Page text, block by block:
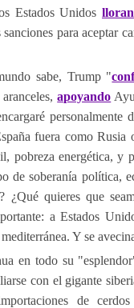
Estados Unidos lloran
para aceptar
sabe, Trump "
apoyando
personalmente
fuera como
pobreza energética, y
de soberanía política,
quieres que
a Estados
Y se
en todo su
con el gigante
de